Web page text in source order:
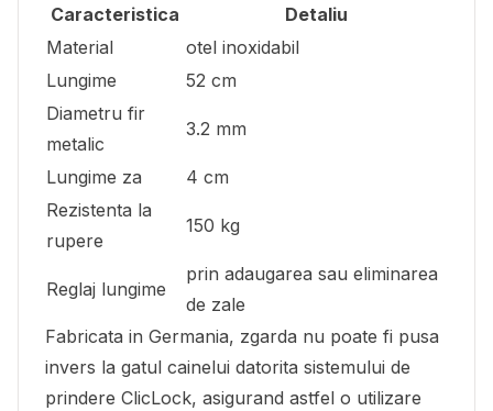
Caracteristica
Detaliu
Material
otel inoxidabil
Lungime
52 cm
Diametru fir
metalic
3.2 mm
Lungime za
4 cm
Rezistenta la
rupere
150 kg
Reglaj lungime
prin adaugarea sau eliminarea
de zale
Fabricata in Germania, zgarda nu poate fi pusa
invers la gatul cainelui datorita sistemului de
prindere ClicLock, asigurand astfel o utilizare